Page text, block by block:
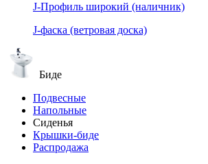
J-Профиль широкий (наличник)
J-фаска (ветровая доска)
Биде
Подвесные
Напольные
Сиденья
Крышки-биде
Распродажа